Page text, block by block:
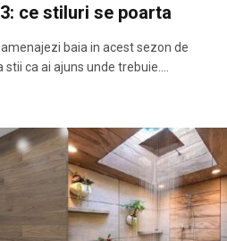
ce stiluri se poarta
baia in acest sezon de
ca ai ajuns unde trebuie.…